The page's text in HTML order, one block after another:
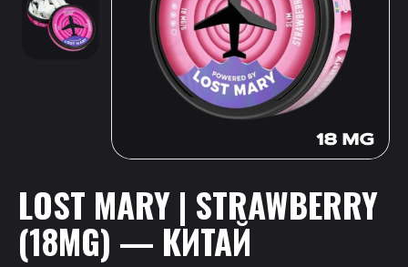
LOST MARY | STRAWBERRY
(18MG) — КИТАЙ